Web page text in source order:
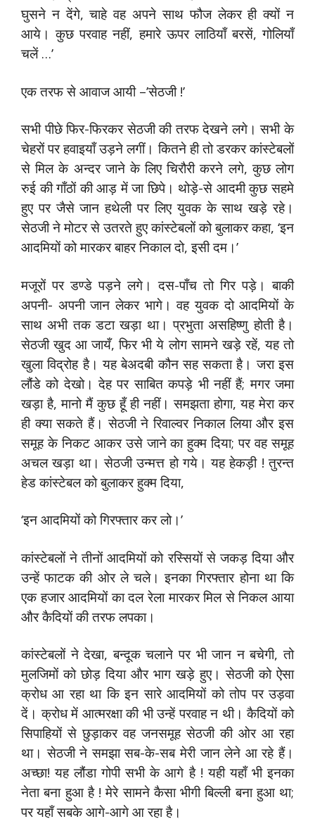
घुसने न देंगे, चाहे वह अपने साथ फौज लेकर ही क्यों न
आये। कुछ परवाह नहीं, हमारे ऊपर लाठियाँ बरसें, गोलियाँ
चलें …’
एक तरफ से आवाज आयी –’सेठजी !’
सभी पीछे फिर-फिरकर सेठजी की तरफ देखने लगे। सभी के
चेहरों पर हवाइयाँ उड़ने लगीं। कितने ही तो डरकर कांस्टेबलों
से मिल के अन्दर जाने के लिए चिरौरी करने लगे, कुछ लोग
रुई की गाँठों की आड़ में जा छिपे। थोड़े-से आदमी कुछ सहमे
हुए पर जैसे जान हथेली पर लिए युवक के साथ खड़े रहे।
सेठजी ने मोटर से उतरते हुए कांस्टेबलों को बुलाकर कहा, ‘इन
आदमियों को मारकर बाहर निकाल दो, इसी दम।’
मजूरों पर डण्डे पड़ने लगे। दस-पाँच तो गिर पड़े। बाकी
अपनी- अपनी जान लेकर भागे। वह युवक दो आदमियों के
साथ अभी तक डटा खड़ा था। प्रभुता असहिष्णु होती है।
सेठजी खुद आ जायँ, फिर भी ये लोग सामने खड़े रहें, यह तो
खुला विद्रोह है। यह बेअदबी कौन सह सकता है। जरा इस
लौंडे को देखो। देह पर साबित कपड़े भी नहीं हैं; मगर जमा
खड़ा है, मानो मैं कुछ हूँ ही नहीं। समझता होगा, यह मेरा कर
ही क्या सकते हैं। सेठजी ने रिवाल्वर निकाल लिया और इस
समूह के निकट आकर उसे जाने का हुक्म दिया; पर वह समूह
अचल खड़ा था। सेठजी उन्मत्त हो गये। यह हेकड़ी ! तुरन्त
हेड कांस्टेबल को बुलाकर हुक्म दिया,
‘इन आदमियों को गिरफ्तार कर लो।’
कांस्टेबलों ने तीनों आदमियों को रस्सियों से जकड़ दिया और
उन्हें फाटक की ओर ले चले। इनका गिरफ्तार होना था कि
एक हजार आदमियों का दल रेला मारकर मिल से निकल आया
और कैदियों की तरफ लपका।
कांस्टेबलों ने देखा, बन्दूक चलाने पर भी जान न बचेगी, तो
मुलजिमों को छोड़ दिया और भाग खड़े हुए। सेठजी को ऐसा
क्रोध आ रहा था कि इन सारे आदमियों को तोप पर उड़वा
दें। क्रोध में आत्मरक्षा की भी उन्हें परवाह न थी। कैदियों को
सिपाहियों से छुड़ाकर वह जनसमूह सेठजी की ओर आ रहा
था। सेठजी ने समझा सब-के-सब मेरी जान लेने आ रहे हैं।
अच्छा! यह लौंडा गोपी सभी के आगे है ! यही यहाँ भी इनका
नेता बना हुआ है ! मेरे सामने कैसा भीगी बिल्ली बना हुआ था;
पर यहाँ सबके आगे-आगे आ रहा है।